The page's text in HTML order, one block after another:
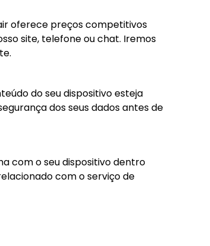
oferece preços competitivos
site, telefone ou chat. Iremos
do seu dispositivo esteja
dos seus dados antes de
com o seu dispositivo dentro
com o serviço de